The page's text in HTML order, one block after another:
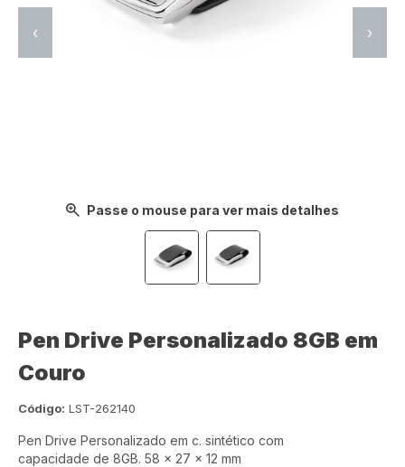
Passe o mouse para ver mais detalhes
‹ ›
Pen Drive Personalizado 8GB em
Couro
Código: LST-262140
Pen Drive Personalizado em c. sintético com
capacidade de 8GB. 58 x 27 x 12 mm